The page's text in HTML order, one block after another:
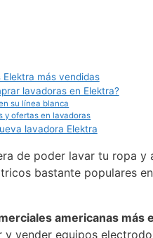
más vendidas
lavadoras en Elektra?
su línea blanca
y ofertas en lavadoras
lavadora Elektra
de poder lavar tu ropa
bastante populares
americanas más
vender equipos